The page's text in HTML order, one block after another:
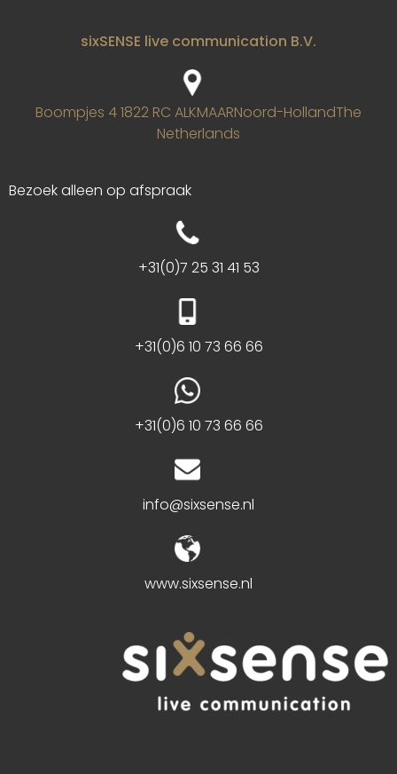
sixSENSE live communication B.V.
Boompjes 41822 RC ALKMAARNoord-HollandThe
Netherlands
Bezoek alleen op afspraak
+31(0)7 25 31 41 53
+31(0)6 10 73 66 66
+31(0)6 10 73 66 66
info@sixsense.nl
www.sixsense.nl